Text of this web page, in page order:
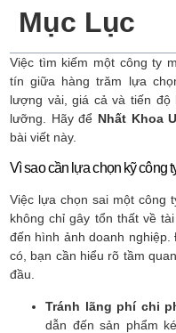
Mục Lục
Việc tìm kiếm một công ty
tín giữa hàng trăm lựa
lượng vải, giá cả và tiến
lưỡng. Hãy để Nhất Khoa
bài viết này.
Vì sao cần lựa chọn kỹ công
Việc lựa chọn sai một công
không chỉ gây tổn thất về
đến hình ảnh doanh
có, bạn cần hiểu rõ tầm
đầu.
Tránh lãng phí chi
dẫn đến sản phẩm